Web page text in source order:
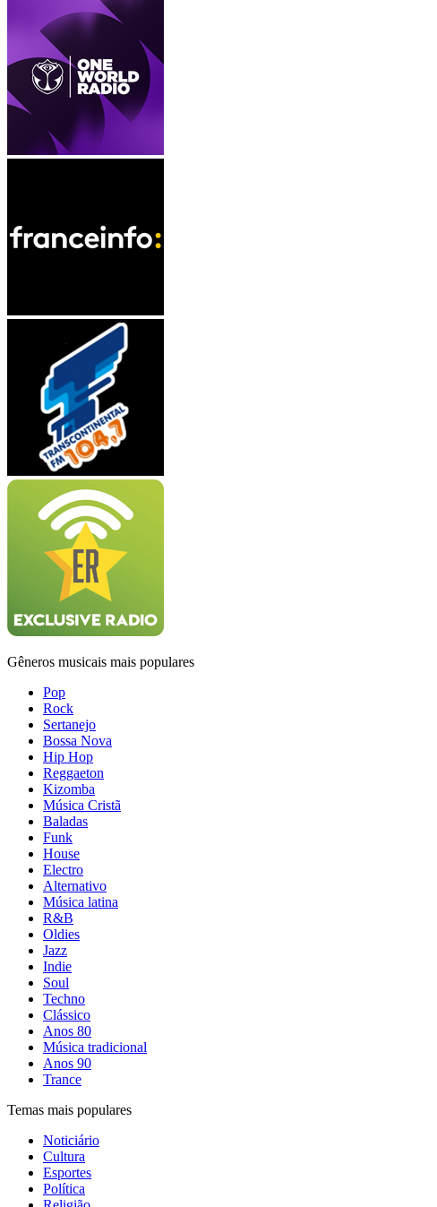
Gêneros musicais mais populares
Pop
Rock
Sertanejo
Bossa Nova
Hip Hop
Reggaeton
Kizomba
Música Cristã
Baladas
Funk
House
Electro
Alternativo
Música latina
R&B
Oldies
Jazz
Indie
Soul
Techno
Clássico
Anos 80
Música tradicional
Anos 90
Trance
Temas mais populares
Noticiário
Cultura
Esportes
Política